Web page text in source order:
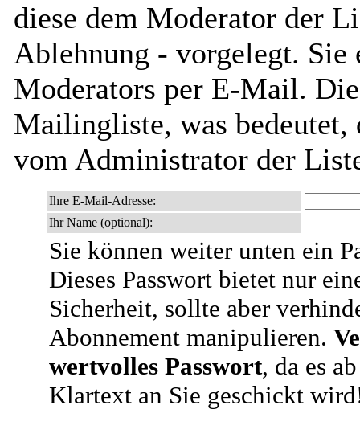
diese dem Moderator der
Ablehnung - vorgelegt. Sie
Moderators per E-Mail.
Mailingliste, was bedeutet,
vom Administrator der
Ihre E-Mail-Adresse:
Ihr Name (optional):
Sie können weiter unten ein
Dieses Passwort bietet nur
Sicherheit, sollte aber
Abonnement manipulieren.
wertvolles Passwort, da es
Klartext an Sie geschickt